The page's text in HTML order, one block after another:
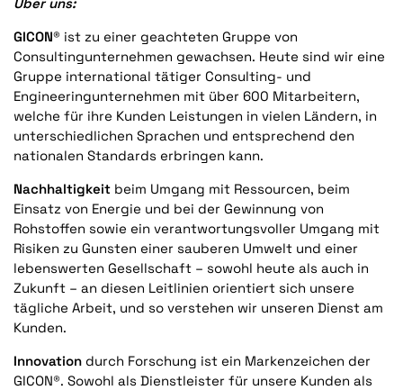
GICON® ist zu einer geachteten Gruppe von
Consultingunternehmen gewachsen. Heute sind wir eine
Gruppe international tätiger Consulting- und
Engineeringunternehmen mit über 600 Mitarbeitern,
welche für ihre Kunden Leistungen in vielen Ländern, in
unterschiedlichen Sprachen und entsprechend den
nationalen Standards erbringen kann.
Nachhaltigkeit beim Umgang mit Ressourcen, beim
Einsatz von Energie und bei der Gewinnung von
Rohstoffen sowie ein verantwortungsvoller Umgang mit
Risiken zu Gunsten einer sauberen Umwelt und einer
lebenswerten Gesellschaft – sowohl heute als auch in
Zukunft – an diesen Leitlinien orientiert sich unsere
tägliche Arbeit, und so verstehen wir unseren Dienst am
Kunden.
Innovation durch Forschung ist ein Markenzeichen der
GICON®. Sowohl als Dienstleister für unsere Kunden als